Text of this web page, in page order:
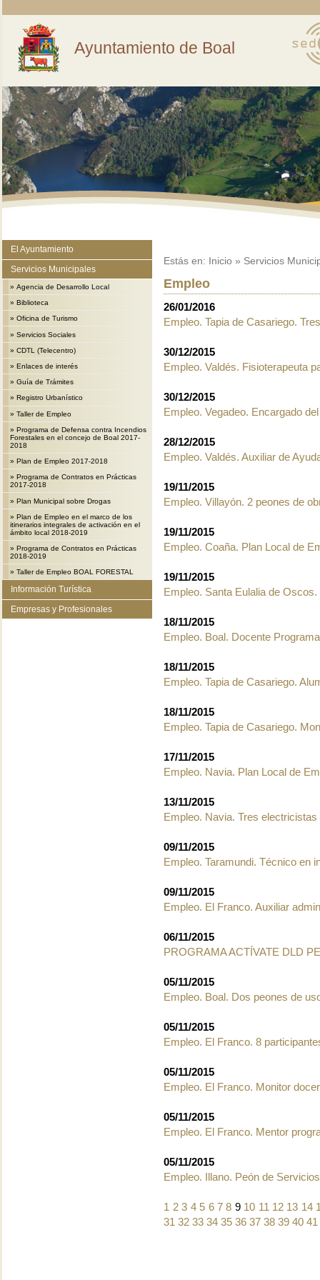
Ayuntamiento de Boal
El Ayuntamiento
Servicios Municipales
» Agencia de Desarrollo Local
» Biblioteca
» Oficina de Turismo
» Servicios Sociales
» CDTL (Telecentro)
» Enlaces de interés
» Guía de Trámites
» Registro Urbanístico
» Taller de Empleo
» Programa de Defensa contra Incendios
Forestales en el concejo de Boal 2017-
2018
» Plan de Empleo 2017-2018
» Programa de Contratos en Prácticas
2017-2018
» Plan Municipal sobre Drogas
» Plan de Empleo en el marco de los
itinerarios integrales de activación en el
ámbito local 2018-2019
» Programa de Contratos en Prácticas
2018-2019
» Taller de Empleo BOAL FORESTAL
Información Turística
Empresas y Profesionales
Estás en: Inicio » Servicios
Empleo
26/01/2016
Empleo. Tapia de Casariego.
30/12/2015
Empleo. Valdés. Fisioterapeuta
30/12/2015
Empleo. Vegadeo. Encargado
28/12/2015
Empleo. Valdés. Auxiliar de
19/11/2015
Empleo. Villayón. 2 peones de
19/11/2015
Empleo. Coaña. Plan Local de
19/11/2015
Empleo. Santa Eulalia de
18/11/2015
Empleo. Boal. Docente
18/11/2015
Empleo. Tapia de Casariego.
18/11/2015
Empleo. Tapia de Casariego.
17/11/2015
Empleo. Navia. Plan Local de
13/11/2015
Empleo. Navia. Tres
09/11/2015
Empleo. Taramundi. Técnico en
09/11/2015
Empleo. El Franco. Auxiliar
06/11/2015
PROGRAMA ACTÍVATE DLD
05/11/2015
Empleo. Boal. Dos peones de
05/11/2015
Empleo. El Franco. 8
05/11/2015
Empleo. El Franco. Monitor
05/11/2015
Empleo. El Franco. Mentor
05/11/2015
Empleo. Illano. Peón de
1 2 3 4 5 6 7 8 9 10 11 12 13 14
31 32 33 34 35 36 37 38 39 40 41